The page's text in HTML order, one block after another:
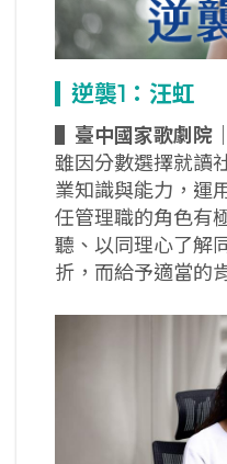
逆襲1 ：汪虹
臺中國家歌劇院
雖因分數選擇就讀
業知識與能力，運
任管理職的角色有
聽、以同理心了解
折，而給予適當的